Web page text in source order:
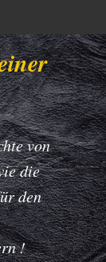
von
die
den
!